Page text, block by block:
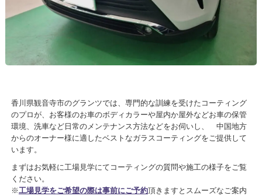
香川県観音寺市のグランツでは、専門的な訓練を受けたコーティング
のプロが、お客様のお車のボディカラーや屋内か屋外などお車の保管
環境、洗車など日常のメンテナンス方法などをお伺いし、 中国地方
からのオーナー様に適したベストなガラスコーティングをご提供して
います。
まずはお気軽に工場見学にてコーティングの質問や施工の様子をご覧
ください。
※工場見学をご希望の際は事前にご予約頂きますとスムーズなご案内